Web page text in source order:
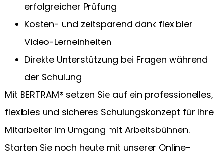
erfolgreicher Prüfung
Kosten- und zeitsparend dank flexibler
Video-Lerneinheiten
Direkte Unterstützung bei Fragen während
der Schulung
Mit BERTRAM® setzen Sie auf ein professionelles,
flexibles und sicheres Schulungskonzept für Ihre
Mitarbeiter im Umgang mit Arbeitsbühnen.
Starten Sie noch heute mit unserer Online-